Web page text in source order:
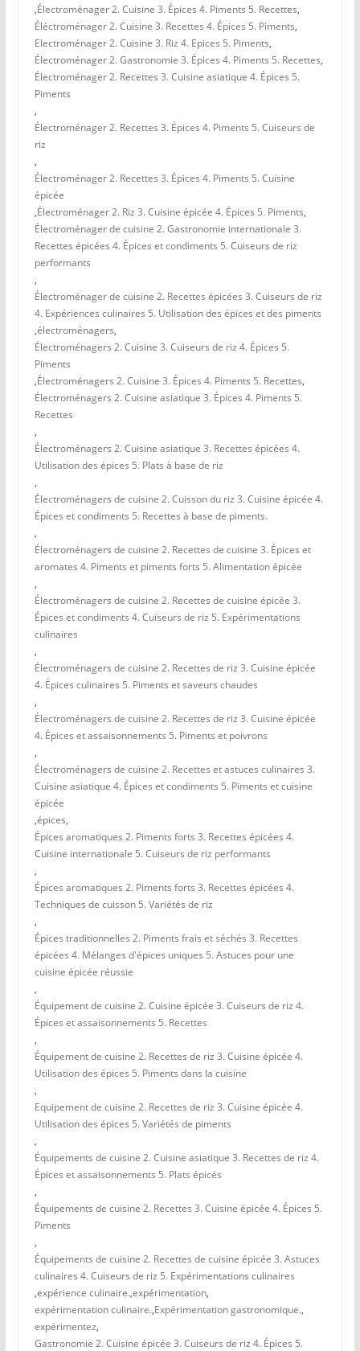
,Électroménager 2. Cuisine 3. Épices 4. Piments 5. Recettes,
Éléctroménager 2. Cuisine 3. Recettes 4. Épices 5. Piments,
Electroménager 2. Cuisine 3. Riz 4. Epices 5. Piments,
Électroménager 2. Gastronomie 3. Épices 4. Piments 5. Recettes,
Électroménager 2. Recettes 3. Cuisine asiatique 4. Épices 5.
Piments
,
Électroménager 2. Recettes 3. Épices 4. Piments 5. Cuiseurs de
riz
,
Électroménager 2. Recettes 3. Épices 4. Piments 5. Cuisine
épicée
,Électroménager 2. Riz 3. Cuisine épicée 4. Épices 5. Piments,
Électroménager de cuisine 2. Gastronomie internationale 3.
Recettes épicées 4. Épices et condiments 5. Cuiseurs de riz
performants
,
Électroménager de cuisine 2. Recettes épicées 3. Cuiseurs de riz
4. Expériences culinaires 5. Utilisation des épices et des piments
,électroménagers,
Électroménagers 2. Cuisine 3. Cuiseurs de riz 4. Épices 5.
Piments
,Électroménagers 2. Cuisine 3. Épices 4. Piments 5. Recettes,
Électroménagers 2. Cuisine asiatique 3. Épices 4. Piments 5.
Recettes
,
Électroménagers 2. Cuisine asiatique 3. Recettes épicées 4.
Utilisation des épices 5. Plats à base de riz
,
Électroménagers de cuisine 2. Cuisson du riz 3. Cuisine épicée 4.
Épices et condiments 5. Recettes à base de piments.
,
Électroménagers de cuisine 2. Recettes de cuisine 3. Épices et
aromates 4. Piments et piments forts 5. Alimentation épicée
,
Électroménagers de cuisine 2. Recettes de cuisine épicée 3.
Épices et condiments 4. Cuiseurs de riz 5. Expérimentations
culinaires
,
Électroménagers de cuisine 2. Recettes de riz 3. Cuisine épicée
4. Épices culinaires 5. Piments et saveurs chaudes
,
Électroménagers de cuisine 2. Recettes de riz 3. Cuisine épicée
4. Épices et assaisonnements 5. Piments et poivrons
,
Électroménagers de cuisine 2. Recettes et astuces culinaires 3.
Cuisine asiatique 4. Épices et condiments 5. Piments et cuisine
épicée
,épices,
Épices aromatiques 2. Piments forts 3. Recettes épicées 4.
Cuisine internationale 5. Cuiseurs de riz performants
,
Épices aromatiques 2. Piments forts 3. Recettes épicées 4.
Techniques de cuisson 5. Variétés de riz
,
Épices traditionnelles 2. Piments frais et séchés 3. Recettes
épicées 4. Mélanges d'épices uniques 5. Astuces pour une
cuisine épicée réussie
,
Équipement de cuisine 2. Cuisine épicée 3. Cuiseurs de riz 4.
Épices et assaisonnements 5. Recettes
,
Équipement de cuisine 2. Recettes de riz 3. Cuisine épicée 4.
Utilisation des épices 5. Piments dans la cuisine
,
Equipement de cuisine 2. Recettes de riz 3. Cuisine épicée 4.
Utilisation des épices 5. Variétés de piments
,
Équipements de cuisine 2. Cuisine asiatique 3. Recettes de riz 4.
Épices et assaisonnements 5. Plats épicés
,
Équipements de cuisine 2. Recettes 3. Cuisine épicée 4. Épices 5.
Piments
,
Équipements de cuisine 2. Recettes de cuisine épicée 3. Astuces
culinaires 4. Cuiseurs de riz 5. Expérimentations culinaires
,expérience culinaire.,expérimentation,
expérimentation culinaire.,Expérimentation gastronomique.,
expérimentez,
Gastronomie 2. Cuisine épicée 3. Cuiseurs de riz 4. Épices 5.